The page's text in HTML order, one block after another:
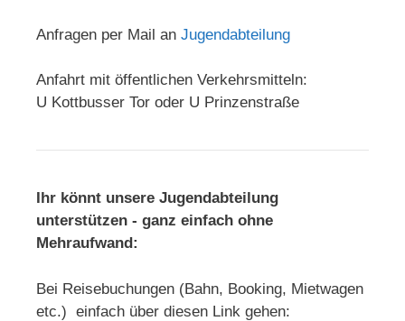
Anfragen per Mail an Jugendabteilung
Anfahrt mit öffentlichen Verkehrsmitteln:
U Kottbusser Tor oder U Prinzenstraße
Ihr könnt unsere Jugendabteilung
unterstützen - ganz einfach ohne
Mehraufwand:
Bei Reisebuchungen (Bahn, Booking, Mietwagen
etc.) einfach über diesen Link gehen: